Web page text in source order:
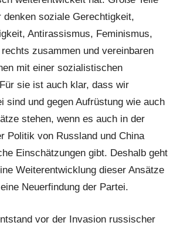
denken soziale Gerechtigkeit,
Antirassismus, Feminismus,
zusammen und vereinbaren
mit einer sozialistischen
sie ist auch klar, dass wir
sind und gegen Aufrüstung wie auch
stehen, wenn es auch in der
Politik von Russland und China
Einschätzungen gibt. Deshalb geht
Weiterentwicklung dieser Ansätze
Neuerfindung der Partei.
vor der Invasion russischer